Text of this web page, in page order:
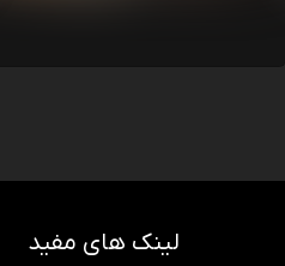
لینک های مفید